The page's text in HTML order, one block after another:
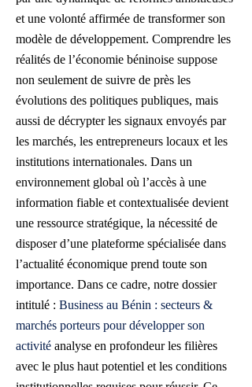
et une volonté affirmée de transformer son
modèle de développement. Comprendre les
réalités de l’économie béninoise suppose
non seulement de suivre de près les
évolutions des politiques publiques, mais
aussi de décrypter les signaux envoyés par
les marchés, les entrepreneurs locaux et les
institutions internationales. Dans un
environnement global où l’accès à une
information fiable et contextualisée devient
une ressource stratégique, la nécessité de
disposer d’une plateforme spécialisée dans
l’actualité économique prend toute son
importance. Dans ce cadre, notre dossier
intitulé : Business au Bénin : secteurs &
marchés porteurs pour développer son
activité analyse en profondeur les filières
avec le plus haut potentiel et les conditions